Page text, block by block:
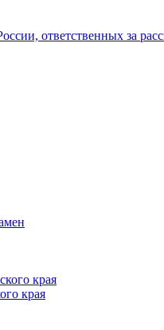
ответственных за
края
края